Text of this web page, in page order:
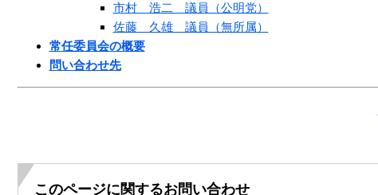
市村 浩二 議員（公明党）
佐藤 久雄 議員（無所属）
常任委員会の概要
問い合わせ先
このページに関するお問い合わせ